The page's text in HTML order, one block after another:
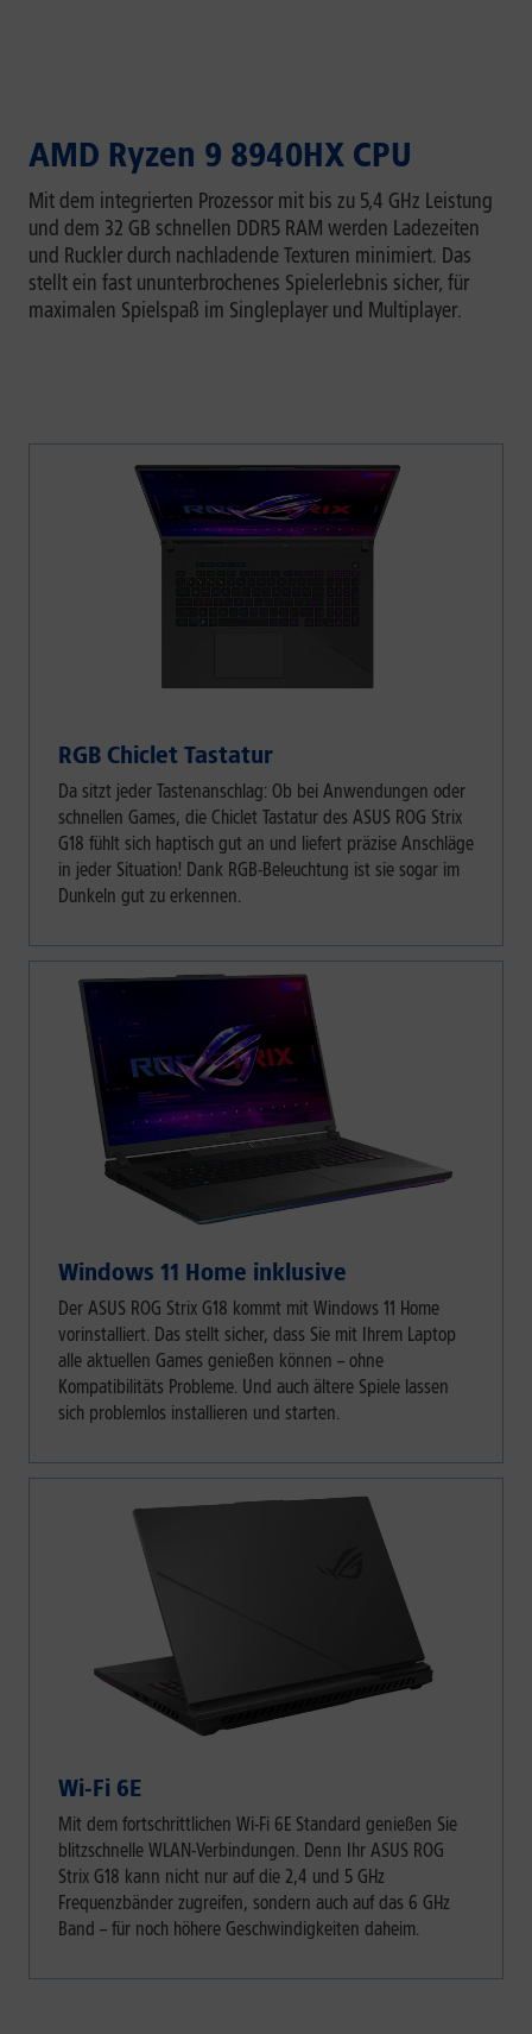
AMD Ryzen 9 8940HX CPU
Mit dem integrierten Prozessor mit bis zu 5,4 GHz Leistung
und dem 32 GB schnellen DDR5 RAM werden Ladezeiten
und Ruckler durch nachladende Texturen minimiert. Das
stellt ein fast ununterbrochenes Spielerlebnis sicher, für
maximalen Spielspaß im Singleplayer und Multiplayer.
RGB Chiclet Tastatur
Da sitzt jeder Tastenanschlag: Ob bei Anwendungen oder
schnellen Games, die Chiclet Tastatur des ASUS ROG Strix
G18 fühlt sich haptisch gut an und liefert präzise Anschläge
in jeder Situation! Dank RGB-Beleuchtung ist sie sogar im
Dunkeln gut zu erkennen.
Windows 11 Home inklusive
Der ASUS ROG Strix G18 kommt mit Windows 11 Home
vorinstalliert. Das stellt sicher, dass Sie mit Ihrem Laptop
alle aktuellen Games genießen können – ohne
Kompatibilitäts Probleme. Und auch ältere Spiele lassen
sich problemlos installieren und starten.
Wi-Fi 6E
Mit dem fortschrittlichen Wi-Fi 6E Standard genießen Sie
blitzschnelle WLAN-Verbindungen. Denn Ihr ASUS ROG
Strix G18 kann nicht nur auf die 2,4 und 5 GHz
Frequenzbänder zugreifen, sondern auch auf das 6 GHz
Band – für noch höhere Geschwindigkeiten daheim.